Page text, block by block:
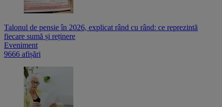
Talonul de pensie în 2026, explicat rând cu rând: ce reprezintă
fiecare sumă și reținere
Eveniment
9666 afișări